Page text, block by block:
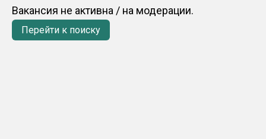
Вакансия не активна / на модерации.
Перейти к поиску